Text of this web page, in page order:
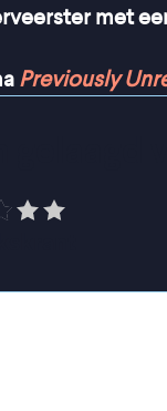
met
Previously
in Barcelona